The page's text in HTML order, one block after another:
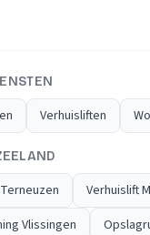
Verhuisliften
Verhuislift
Vlissingen